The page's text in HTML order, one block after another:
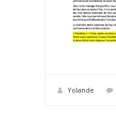
Yolande